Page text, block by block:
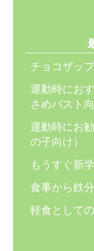
チョコザップ
運動時にお
さめバスト向
運動時にお
の子向け）
もうすぐ新
食事から鉄
軽食として